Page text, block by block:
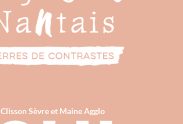
Clisson Sèvre et Maine Agglo